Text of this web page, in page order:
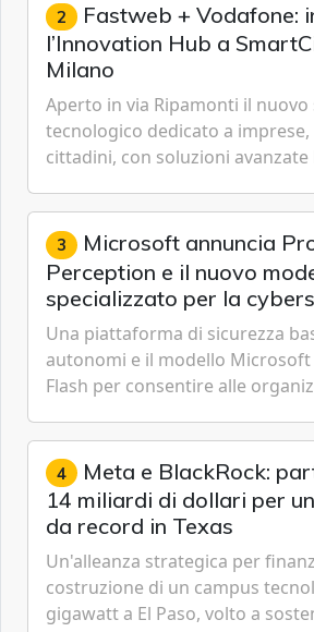
2 Fastweb + Vodafone:
l’Innovation Hub a
Milano
Aperto in via Ripamonti il nuovo
tecnologico dedicato a
cittadini, con soluzioni avanzate
Cybersecurity.
3 Microsoft annuncia
Perception e il nuovo
specializzato per la
Una piattaforma di sicurezza
autonomi e il modello Microsoft
Flash per consentire alle
gestione continua del rischio.
4 Meta e BlackRock:
14 miliardi di dollari per
da record in Texas
Un'alleanza strategica per
costruzione di un campus
gigawatt a El Paso, volto a